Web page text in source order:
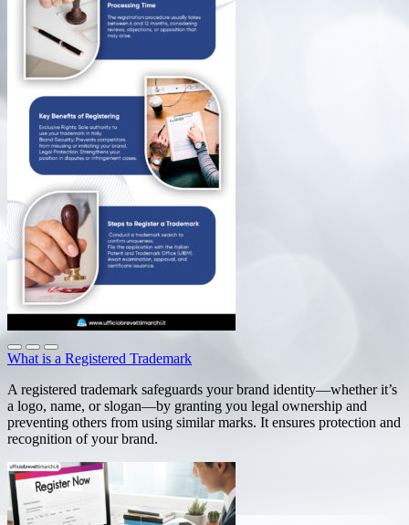
What is a Registered Trademark
A registered trademark safeguards your brand identity—whether it’s
a logo, name, or slogan—by granting you legal ownership and
preventing others from using similar marks. It ensures protection and
recognition of your brand.